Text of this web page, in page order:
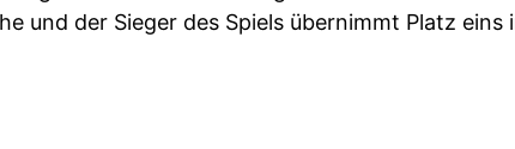
und der Sieger des Spiels übernimmt Platz eins